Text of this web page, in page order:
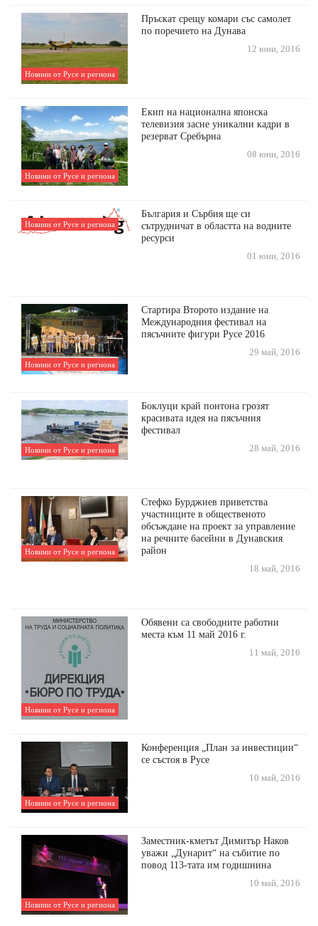
Новини от Русе и региона
Пръскат срещу комари със самолет
по поречието на Дунава
12 юни, 2016
Новини от Русе и региона
Екип на национална японска
телевизия засне уникални кадри в
резерват Сребърна
08 юни, 2016
Новини от Русе и региона
България и Сърбия ще си
сътрудничат в областта на водните
ресурси
01 юни, 2016
Новини от Русе и региона
Стартира Второто издание на
Международния фестивал на
пясъчните фигури Русе 2016
29 май, 2016
Новини от Русе и региона
Боклуци край понтона грозят
красивата идея на пясъчния
фестивал
28 май, 2016
Новини от Русе и региона
Стефко Бурджиев приветства
участниците в общественото
обсъждане на проект за управление
на речните басейни в Дунавския
район
18 май, 2016
Новини от Русе и региона
Обявени са свободните работни
места към 11 май 2016 г.
11 май, 2016
Новини от Русе и региона
Конференция „План за инвестиции“
се състоя в Русе
10 май, 2016
Новини от Русе и региона
Заместник-кметът Димитър Наков
уважи „Дунарит“ на събитие по
повод 113-тата им годишнина
10 май, 2016